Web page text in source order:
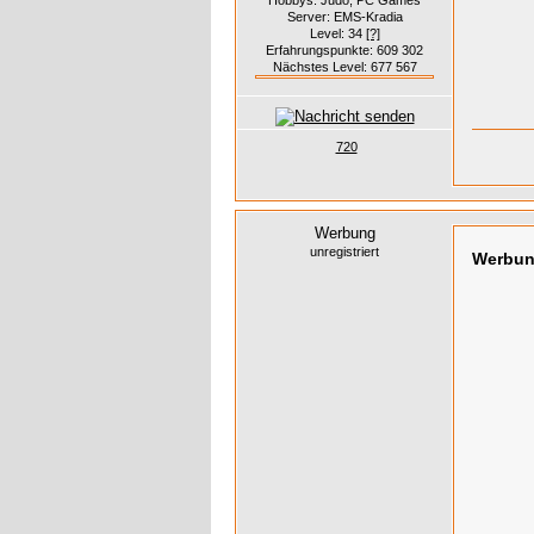
Server: EMS-Kradia
Level: 34 [?]
Erfahrungspunkte: 609 302
Nächstes Level: 677 567
720
Werbung
unregistriert